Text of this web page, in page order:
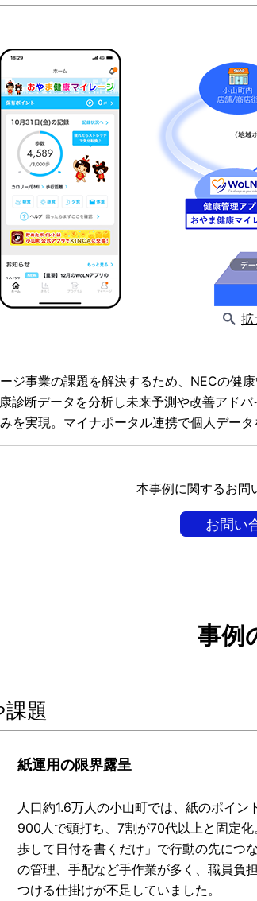
拡
ジ事業の課題を解決するため、NECの健
診断データを分析し未来予測や改善アド
を実現。マイナポータル連携で個人データ
本事例に関するお問
お問い
事例
題
紙運用の限界露呈
人口約1.6万人の小山町では、紙のポイ
900人で頭打ち、7割が70代以上と固定
歩して日付を書くだけ」で行動の先につ
の管理、手配など手作業が多く、職員負
つける仕掛けが不足していました。